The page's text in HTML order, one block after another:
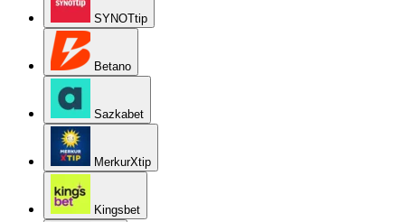
SYNOTtip
Betano
Sazkabet
MerkurXtip
Kingsbet